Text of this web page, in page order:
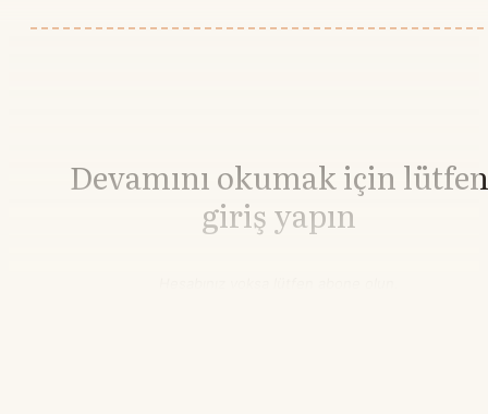
Devamını okumak için lütfen
giriş yapın